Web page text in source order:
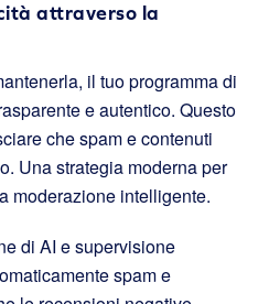
attraverso la
il tuo programma di
e autentico. Questo
che spam e contenuti
Una strategia moderna per
moderazione intelligente.
di AI e supervisione
spam e